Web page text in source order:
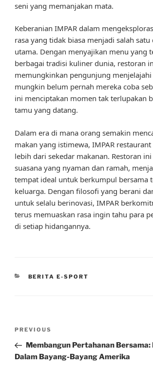
seni yang memanjakan mata.
Keberanian IMPAR dalam
rasa yang tidak biasa menjadi salah satu
utama. Dengan menyajikan menu yang
berbagai tradisi kuliner dunia, restoran
memungkinkan pengunjung menjelajahi
mungkin belum pernah mereka coba
ini menciptakan momen tak terlupakan
tamu yang datang.
Dalam era di mana orang semakin
makan yang istimewa, IMPAR
lebih dari sekedar makanan. Restoran
suasana yang nyaman dan ramah,
tempat ideal untuk berkumpul bersama
keluarga. Dengan filosofi yang berani
untuk selalu berinovasi, IMPAR
terus memuaskan rasa ingin tahu para
di setiap hidangannya.
CATEGORIES
BERITA E-SPORT
Previous
Post
PREVIOUS
Membangun Pertahanan Bersama:
Dalam Bayang-Bayang Amerika